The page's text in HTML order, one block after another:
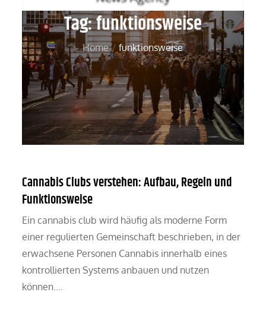
Tag:funktionsweise
Home funktionsweise
Cannabis Clubs verstehen: Aufbau, Regeln und
Funktionsweise
Ein cannabis club wird häufig als moderne Form
einer regulierten Gemeinschaft beschrieben, in der
erwachsene Personen Cannabis innerhalb eines
kontrollierten Systems anbauen und nutzen
können.…